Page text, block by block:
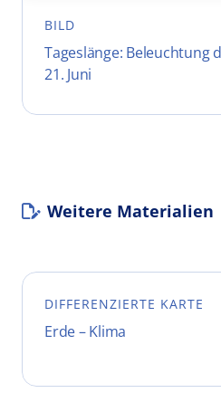
BILD
Tageslänge: Beleuchtung
21. Juni
Weitere Materialien
DIFFERENZIERTE KARTE
Erde – Klima